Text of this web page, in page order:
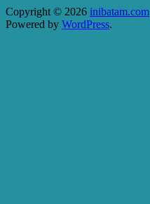
Copyright © 2026 inibatam.com
Powered by WordPress.